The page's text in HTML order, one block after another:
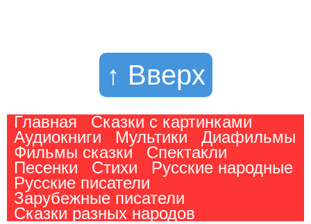
↑ Вверх
Главная
Сказки с картинками
Аудиокниги
Мультики
Диафильмы
Фильмы сказки
Спектакли
Песенки
Стихи
Русские народные
Русские писатели
Зарубежные писатели
Сказки разных народов